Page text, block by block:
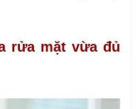
rửa mặt vừa đủ